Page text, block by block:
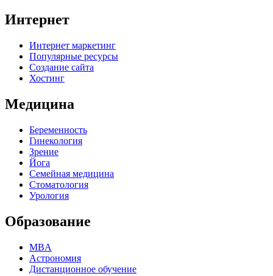
Интернет
Интернет маркетинг
Популярные ресурсы
Создание сайта
Хостинг
Медицина
Беременность
Гинекология
Зрение
Йога
Семейная медицина
Стоматология
Урология
Образование
MBA
Астрономия
Дистанционное обучение